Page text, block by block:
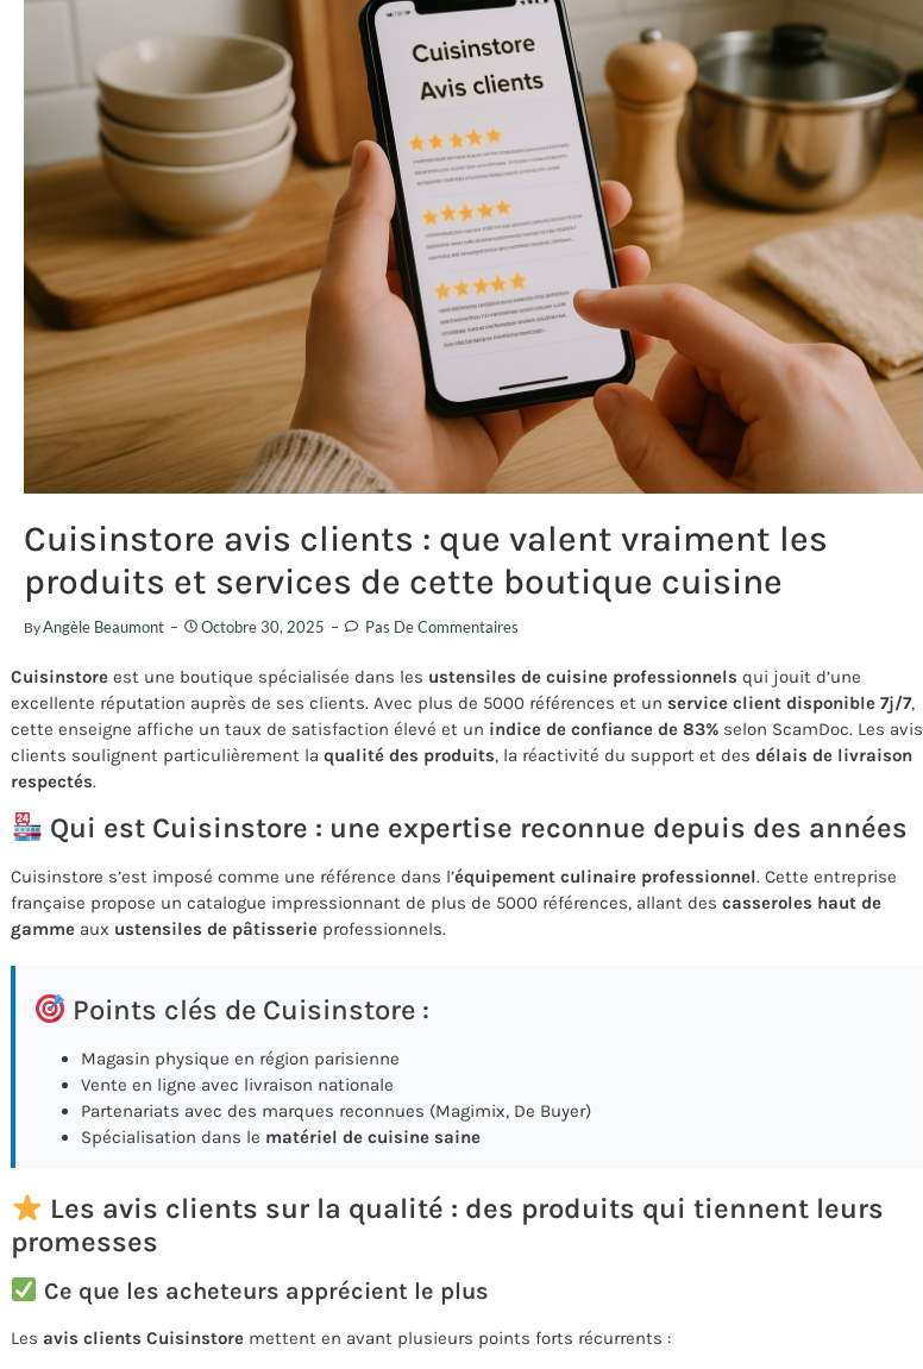
Cuisinstore avis clients : que valent vraiment les
produits et services de cette boutique cuisine
ByAngèle Beaumont Octobre 30, 2025 Pas De Commentaires
Cuisinstore est une boutique spécialisée dans les ustensiles de cuisine professionnels qui jouit d’une
excellente réputation auprès de ses clients. Avec plus de 5000 références et un service client disponible 7j/7,
cette enseigne affiche un taux de satisfaction élevé et un indice de confiance de 83% selon ScamDoc. Les avis
clients soulignent particulièrement la qualité des produits, la réactivité du support et des délais de livraison
respectés.
Qui est Cuisinstore : une expertise reconnue depuis des années
Cuisinstore s’est imposé comme une référence dans l’équipement culinaire professionnel. Cette entreprise
française propose un catalogue impressionnant de plus de 5000 références, allant des casseroles haut de
gamme aux ustensiles de pâtisserie professionnels.
Points clés de Cuisinstore :
Magasin physique en région parisienne
Vente en ligne avec livraison nationale
Partenariats avec des marques reconnues (Magimix, De Buyer)
Spécialisation dans le matériel de cuisine saine
Les avis clients sur la qualité : des produits qui tiennent leurs
promesses
Ce que les acheteurs apprécient le plus
Les avis clients Cuisinstore mettent en avant plusieurs points forts récurrents :